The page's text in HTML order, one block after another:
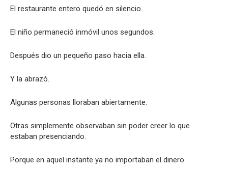
El restaurante entero quedó en silencio.
El niño permaneció inmóvil unos segundos.
Después dio un pequeño paso hacia ella.
Y la abrazó.
Algunas personas lloraban abiertamente.
Otras simplemente observaban sin poder creer lo que
estaban presenciando.
Porque en aquel instante ya no importaban el dinero.